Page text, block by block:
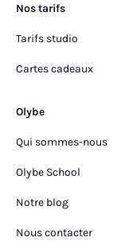
Nos tarifs
Tarifs studio
Cartes cadeaux
Olybe
Qui sommes-nous
Olybe School
Notre blog
Nous contacter